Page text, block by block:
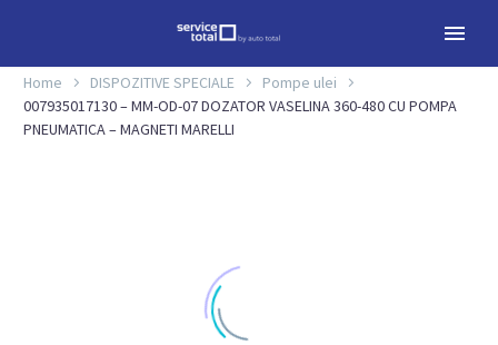
Home DISPOZITIVE SPECIALE
Pompe ulei
007935017130 – MM-OD-07 DOZATOR VASELINA 360-480 CU POMPA
PNEUMATICA – MAGNETI MARELLI